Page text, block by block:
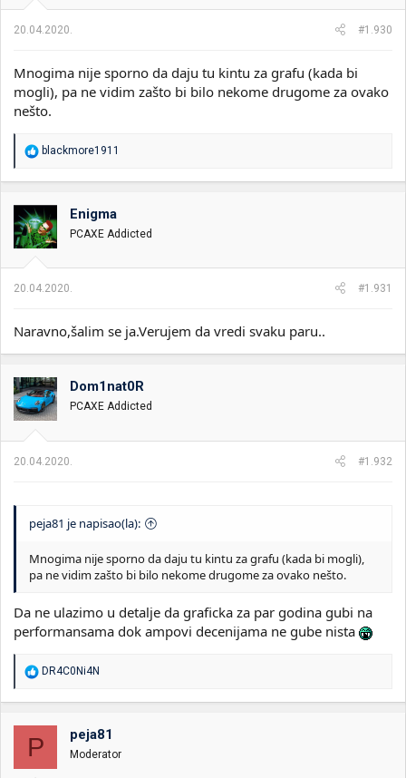
20.04.2020. #1.930
Mnogima nije sporno da daju tu kintu za grafu (kada bi
mogli), pa ne vidim zašto bi bilo nekome drugome za ovako
nešto.
R
o
v
a
n
:
blackmore1911
Enigma
PCAXE Addicted
20.04.2020. #1.931
Naravno,šalim se ja.Verujem da vredi svaku paru..
Dom1nat0R
PCAXE Addicted
20.04.2020. #1.932
peja81 je napisao(la):
Mnogima nije sporno da daju tu kintu za grafu (kada bi mogli),
pa ne vidim zašto bi bilo nekome drugome za ovako nešto.
Da ne ulazimo u detalje da graficka za par godina gubi na
performansama dok ampovi decenijama ne gube nista
R
a
o
v
n
DR4C0Ni4N
P peja81
Moderator